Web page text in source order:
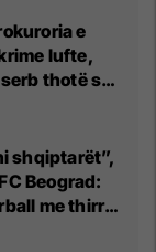
e
lufte,
thotë se
në
shqiptarët”,
Beograd:
me thirrje
nga